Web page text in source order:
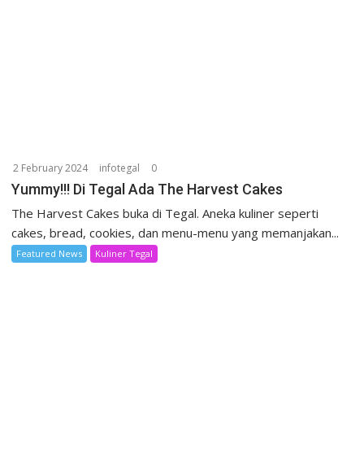
2 February 2024 infotegal 0
Yummy!!! Di Tegal Ada The Harvest Cakes
The Harvest Cakes buka di Tegal. Aneka kuliner seperti
cakes, bread, cookies, dan menu-menu yang memanjakan...
Featured News Kuliner Tegal